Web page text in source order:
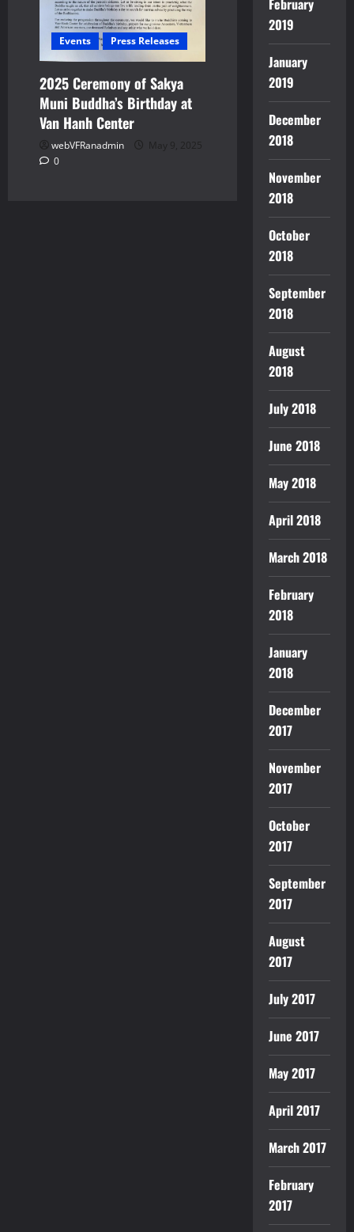
Events Press Releases
2025 Ceremony of Sakya
Muni Buddha’s Birthday at
Van Hanh Center
webVFRanadmin
May 9, 2025
0
February
2019
January
2019
December
2018
November
2018
October
2018
September
2018
August
2018
July 2018
June 2018
May 2018
April 2018
March 2018
February
2018
January
2018
December
2017
November
2017
October
2017
September
2017
August
2017
July 2017
June 2017
May 2017
April 2017
March 2017
February
2017